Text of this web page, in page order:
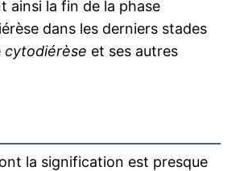
ainsi la fin de la phase
dans les derniers stades
cytodiérèse et ses autres
la signification est presque